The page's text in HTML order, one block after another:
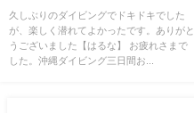
久しぶりのダイビングでドキドキでした
が、楽しく潜れてよかったです。ありがと
うございました【はるな】 お疲れさまで
した。沖縄ダイビング三日間お...